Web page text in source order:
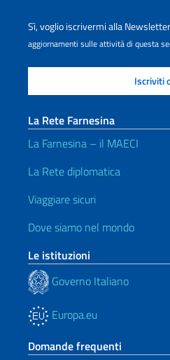
Sì, voglio iscrivermi alla
aggiornamenti sulle attività di questa
La Rete Farnesina
La Farnesina – il MAECI
La Rete diplomatica
Viaggiare sicuri
Dove siamo nel mondo
Le istituzioni
Governo Italiano
Europa.eu
Domande frequenti